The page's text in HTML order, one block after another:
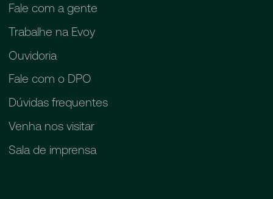
Fale com a gente
Trabalhe na Evoy
Ouvidoria
Fale com o DPO
Dúvidas frequentes
Venha nos visitar
Sala de imprensa